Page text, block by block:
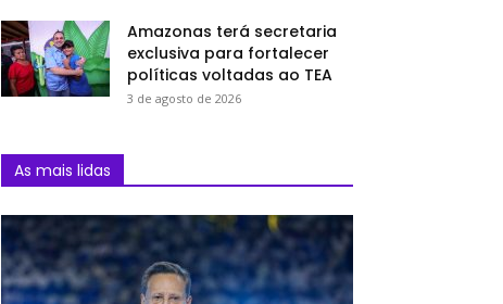
Amazonas terá secretaria
exclusiva para fortalecer
políticas voltadas ao TEA
3 de agosto de 2026
As mais lidas